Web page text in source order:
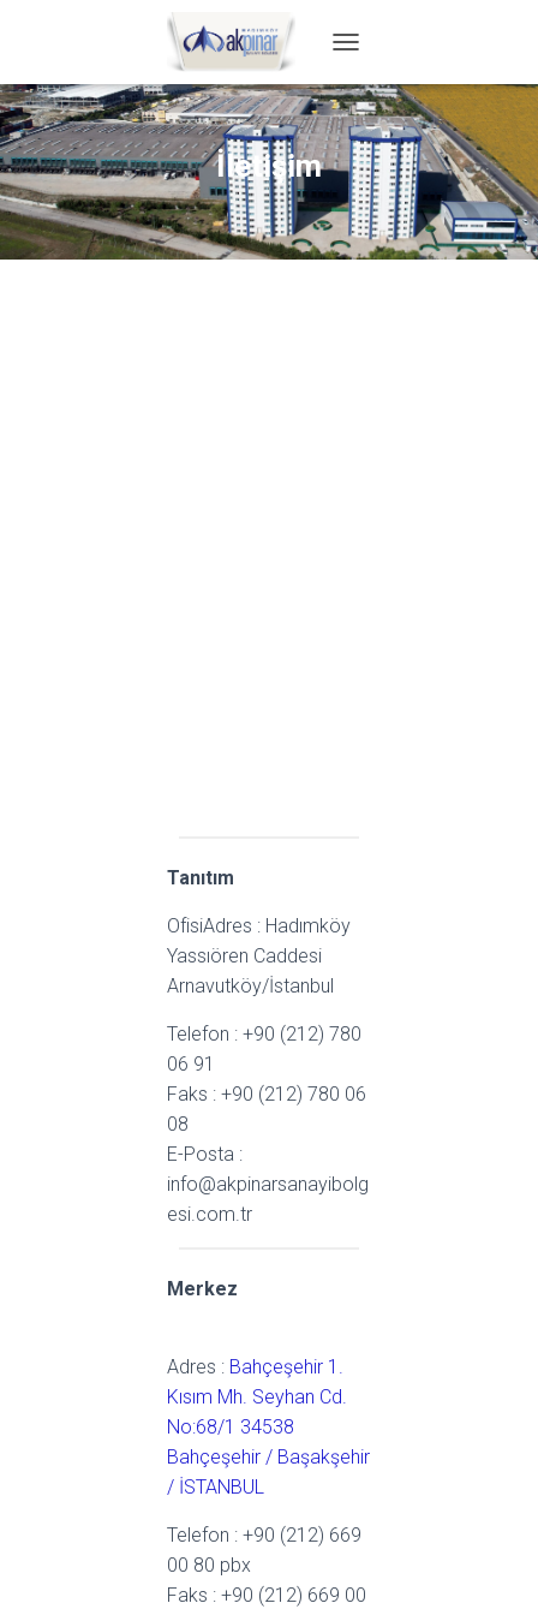
O
G
G
E
N
A
V
İletişim
Tanıtım
OfisiAdres : Hadımköy
Yassıören Caddesi
Arnavutköy/İstanbul
Telefon : +90 (212) 780
06 91
Faks : +90 (212) 780 06
08
E-Posta :
info@akpinarsanayibolg
esi.com.tr
Merkez
Adres : Bahçeşehir 1.
Kısım Mh. Seyhan Cd.
No:68/1 34538
Bahçeşehir / Başakşehir
/ İSTANBUL
Telefon : +90 (212) 669
00 80 pbx
Faks : +90 (212) 669 00